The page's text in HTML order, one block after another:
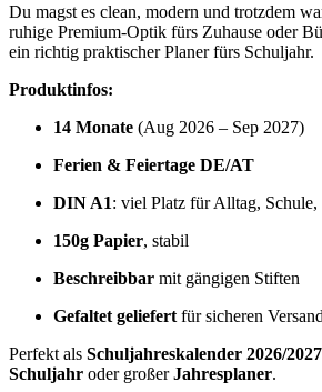
Du magst es clean, modern und trotzdem
ruhige Premium-Optik fürs Zuhause oder
ein richtig praktischer Planer fürs Schuljahr.
Produktinfos:
14 Monate (Aug 2026 – Sep 2027)
Ferien & Feiertage DE/AT
DIN A1: viel Platz für Alltag,
150g Papier, stabil
Beschreibbar mit gängigen Stiften
Gefaltet geliefert für sicheren Versand
Perfekt als Schuljahreskalender 2026/2027
Schuljahr oder großerJahresplaner.